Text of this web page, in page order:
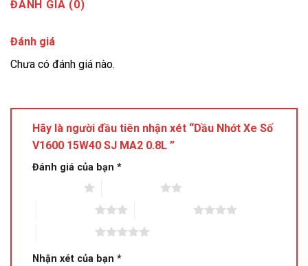
ĐÁNH GIÁ (0)
Đánh giá
Chưa có đánh giá nào.
Hãy là người đầu tiên nhận xét “Dầu Nhớt Xe Số
V1600 15W40 SJ MA2 0.8L ”
Đánh giá của bạn *
Nhận xét của bạn *